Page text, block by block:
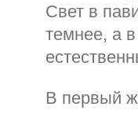
Свет в
темнее, а
В первый